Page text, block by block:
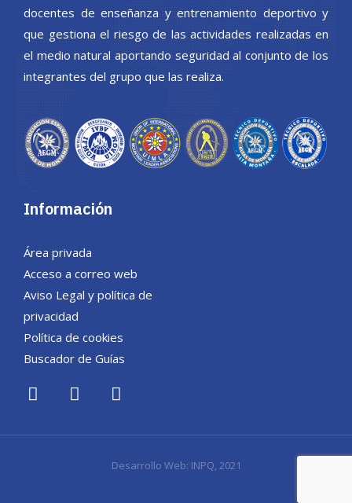
docentes de enseñanza y entrenamiento deportivo y
que gestiona el riesgo de las actividades realizadas en
el medio natural aportando seguridad al conjunto de los
integrantes del grupo que las realiza.
Información
Área privada
Acceso a correo web
Aviso Legal y política de
privacidad
Política de cookies
Buscador de Guías
Desarrollo Web: INPQ, 2021